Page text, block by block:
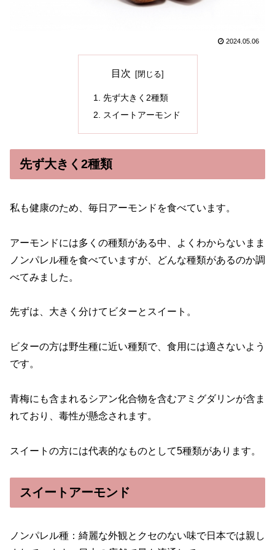
2024.05.06
目次
先ず大きく2種類
スイートアーモンド
先ず大きく2種類
私も健康のため、毎日アーモンドを食べています。
アーモンドには多くの種類がある中、よくわからないまま
ノンパレル種を食べていますが、どんな種類があるのか調
べてみました。
先ずは、大きく分けてビターとスイート。
ビターの方は野生種に近い種類で、食用には適さないよう
です。
青梅にも含まれるシアン化合物を含むアミグダリンが含ま
れており、毒性が懸念されます。
スイートの方には代表的なものとして5種類があります。
スイートアーモンド
ノンパレル種：綺麗な外観とクセのない味で日本では親し